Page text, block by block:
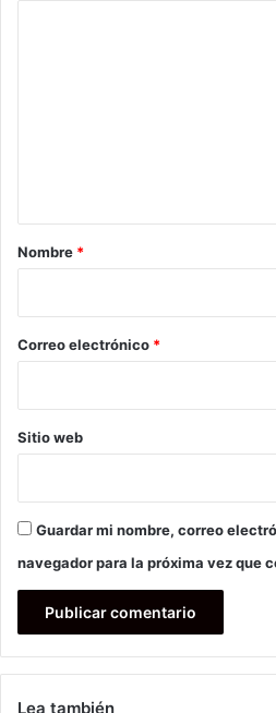
r
*
Nombre *
Correo electrónico *
Sitio web
Guardar mi nombre, correo
navegador para la próxima vez que
Lea también